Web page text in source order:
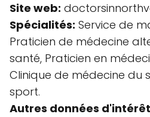
Site web:
Spécialités: Service de
Praticien de médecine
santé, Praticien en
Clinique de médecine du
sport.
Autres données